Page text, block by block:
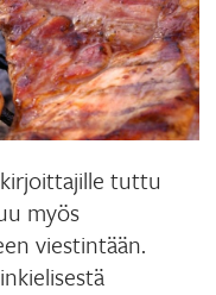
tuttu
myös
viestintään.